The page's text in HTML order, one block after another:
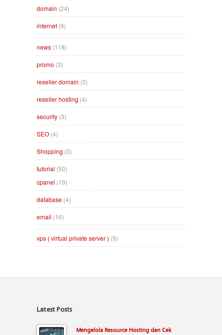
domain (24)
internet (9)
news (118)
promo (3)
reseller domain (3)
reseller hosting (4)
security (3)
SEO (4)
Shopping (3)
tutorial (50)
cpanel (19)
database (4)
email (16)
vps ( virtual private server ) (9)
Latest Posts
Mengelola Resource Hosting dan Cek